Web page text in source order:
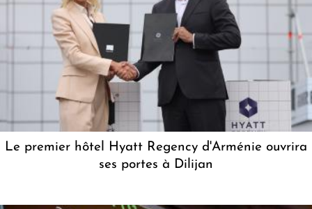
Le premier hôtel Hyatt Regency d'Arménie ouvrira
ses portes à Dilijan